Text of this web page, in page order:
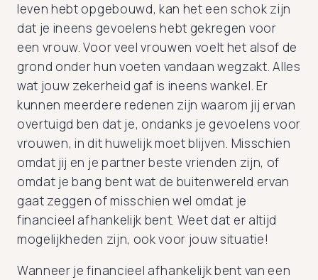
leven hebt opgebouwd, kan het een schok zijn
dat je ineens gevoelens hebt gekregen voor
een vrouw. Voor veel vrouwen voelt het alsof de
grond onder hun voeten vandaan wegzakt. Alles
wat jouw zekerheid gaf is ineens wankel. Er
kunnen meerdere redenen zijn waarom jij ervan
overtuigd ben dat je, ondanks je gevoelens voor
vrouwen, in dit huwelijk moet blijven. Misschien
omdat jij en je partner beste vrienden zijn, of
omdat je bang bent wat de buitenwereld ervan
gaat zeggen of misschien wel omdat je
financieel afhankelijk bent. Weet dat er altijd
mogelijkheden zijn, ook voor jouw situatie!
Wanneer je financieel afhankelijk bent van een